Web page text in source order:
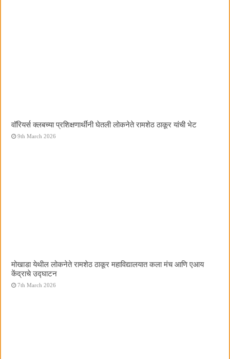
वॉरियर्स क्लबच्या प्रशिक्षणार्थींनी घेतली लोकनेते रामशेठ ठाकूर यांची भेट
9th March 2026
मोखाडा येथील लोकनेते रामशेठ ठाकूर महाविद्यालयात कला मंच आणि एआय
केंद्राचे उद्घाटन
7th March 2026